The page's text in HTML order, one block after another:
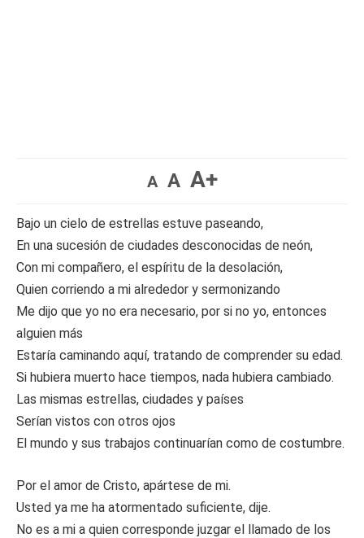
A A A+
Bajo un cielo de estrellas estuve paseando,
En una sucesión de ciudades desconocidas de neón,
Con mi compañero, el espíritu de la desolación,
Quien corriendo a mi alrededor y sermonizando
Me dijo que yo no era necesario, por si no yo, entonces
alguien más
Estaría caminando aquí, tratando de comprender su edad.
Si hubiera muerto hace tiempos, nada hubiera cambiado.
Las mismas estrellas, ciudades y países
Serían vistos con otros ojos
El mundo y sus trabajos continuarían como de costumbre.
Por el amor de Cristo, apártese de mi.
Usted ya me ha atormentado suficiente, dije.
No es a mi a quien corresponde juzgar el llamado de los